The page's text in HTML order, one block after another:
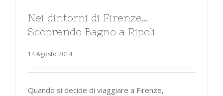
Nei dintorni di Firenze…
Scoprendo Bagno a Ripoli
14 Agosto 2014
Quando si decide di viaggiare a Firenze,